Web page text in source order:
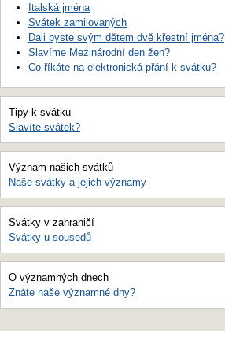
Italská jména
Svátek zamilovaných
Dali byste svým dětem dvě křestní jména?
Slavíme Mezinárodní den žen?
Co říkáte na elektronická přání k svátku?
Tipy k svátku
Slavíte svátek?
Význam našich svátků
Naše svátky a jejich významy
Svátky v zahraničí
Svátky u sousedů
O významných dnech
Znáte naše významné dny?